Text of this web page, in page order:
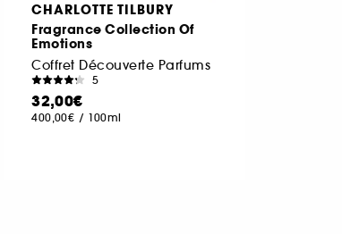
CHARLOTTE TILBURY
Fragrance Collection Of
Emotions
Coffret Découverte Parfums
5
32,00€
400,00€ / 100ml